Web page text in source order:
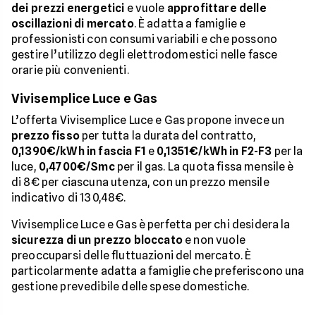
dei prezzi energetici e vuole approfittare delle
oscillazioni di mercato. È adatta a famiglie e
professionisti con consumi variabili e che possono
gestire l’utilizzo degli elettrodomestici nelle fasce
orarie più convenienti.
Vivisemplice Luce e Gas
L’offerta Vivisemplice Luce e Gas propone invece un
prezzo fissoper tutta la durata del contratto,
0,1390€/kWh in fascia F1 e 0,1351€/kWh in F2-F3 per la
luce, 0,4700€/Smcper il gas. La quota fissa mensile è
di 8€ per ciascuna utenza, con un prezzo mensile
indicativo di 130,48€.
Vivisemplice Luce e Gas è perfetta per chi desidera la
sicurezza di un prezzo bloccatoe non vuole
preoccuparsi delle fluttuazioni del mercato. È
particolarmente adatta a famiglie che preferiscono una
gestione prevedibile delle spese domestiche.